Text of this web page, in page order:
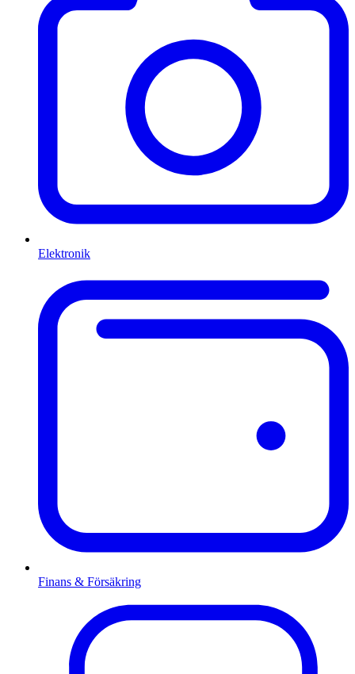
Elektronik
Finans & Försäkring